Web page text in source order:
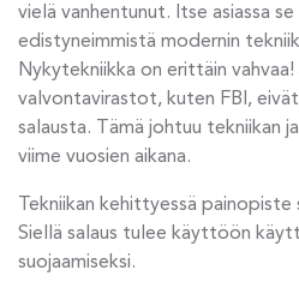
vielä vanhentunut. Itse asiassa
edistyneimmistä modernin
Nykytekniikka on erittäin
valvontavirastot, kuten FBI,
salausta. Tämä johtuu tekniikan
viime vuosien aikana.
Tekniikan kehittyessä
Siellä salaus tulee käyttöön
suojaamiseksi.